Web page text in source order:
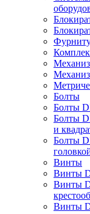
Болты
Болты
Болты
и
Болты
Винты
Винты
Винты
Винты